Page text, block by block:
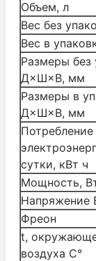
Объем, л
Вес без
Вес в
Размеры без
Д×Ш×В, мм
Размеры в
Д×Ш×В, мм
Потребление
сутки, кВт ч
Мощность,
Напряжение
Фреон
t,
воздуха С°